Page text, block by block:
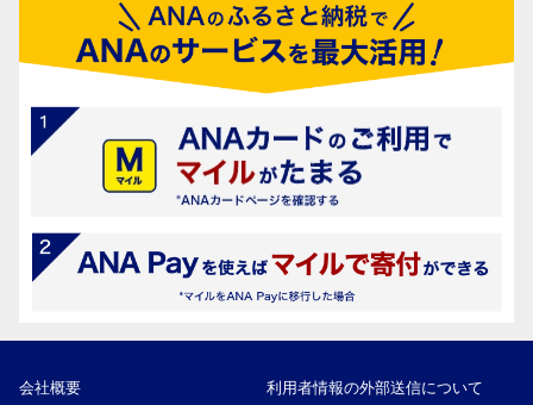
会社概要 利用者情報の外部送信について